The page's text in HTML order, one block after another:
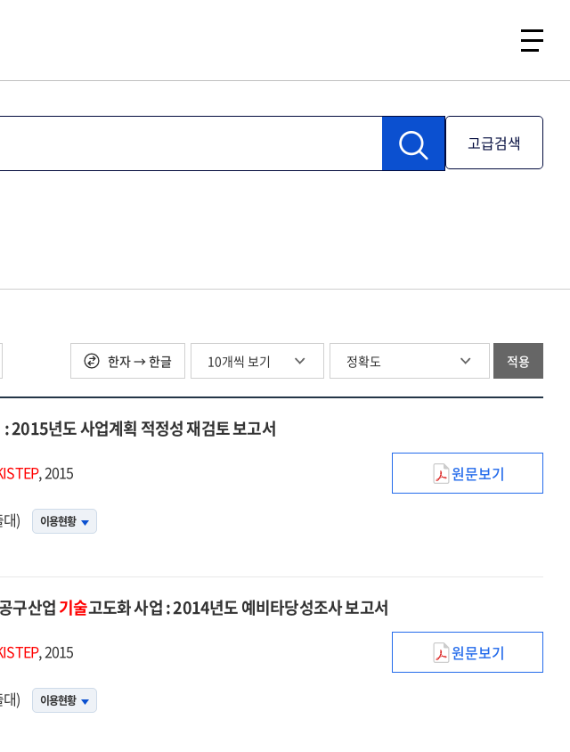
고급검색
한자 → 한글 적용
2015년도 사업계획 적정성 재검토 보고서
, 2015
) 이용현황
신성장동력장비
원문보기
구산업기술고도화 사업 : 2014년도 예비타당성조사 보고서
, 2015
) 이용현황
제조업
원문보기